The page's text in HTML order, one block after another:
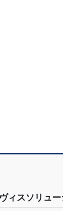
ィスソリュ